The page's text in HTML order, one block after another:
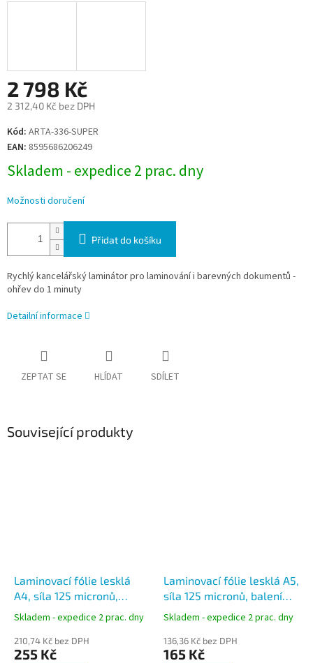
2 798 Kč
2 312,40 Kč bez DPH
Měrná
cena:
Kód: ARTA-336-SUPER
EAN: 8595686206249
Skladem - expedice 2 prac. dny
Možnosti doručení
Přidat do košíku
Rychlý kancelářský laminátor pro laminování i barevných dokumentů -
ohřev do 1 minuty
Detailní informace
ZEPTAT SE HLÍDAT SDÍLET
Související produkty
Laminovací fólie lesklá
A4, síla 125 micronů,
balení 100ks
Skladem - expedice 2 prac. dny
210,74 Kč bez DPH
255 Kč
Laminovací fólie lesklá A5,
síla 125 micronů, balení
100ks
Skladem - expedice 2 prac. dny
136,36 Kč bez DPH
165 Kč